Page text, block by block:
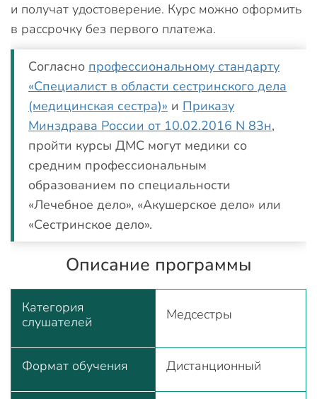
и получат удостоверение. Курс можно оформить
в рассрочку без первого платежа.
Согласно профессиональному стандарту
«Специалист в области сестринского дела
(медицинская сестра)» и Приказу
Минздрава России от 10.02.2016 N 83н,
пройти курсы ДМС могут медики со
средним профессиональным
образованием по специальности
«Лечебное дело», «Акушерское дело» или
«Сестринское дело».
Описание программы
Категория
слушателей
Медсестры
Формат обучения Дистанционный